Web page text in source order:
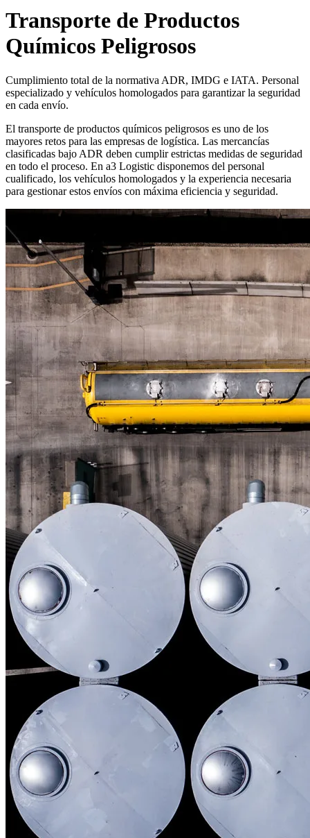
Transporte de Productos
Químicos Peligrosos
Cumplimiento total de la normativa ADR, IMDG e IATA. Personal
especializado y vehículos homologados para garantizar la seguridad
en cada envío.
El transporte de productos químicos peligrosos es uno de los
mayores retos para las empresas de logística. Las mercancías
clasificadas bajo ADR deben cumplir estrictas medidas de seguridad
en todo el proceso. En a3 Logistic disponemos del personal
cualificado, los vehículos homologados y la experiencia necesaria
para gestionar estos envíos con máxima eficiencia y seguridad.